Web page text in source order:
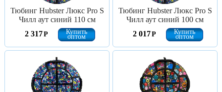
Тюбинг Hubster Люкс Pro S
Чилл аут синий 110 см
2 317Р Купить
оптом
Тюбинг Hubster Люкс Pro S
Чилл аут синий 100 см
2 017Р Купить
оптом